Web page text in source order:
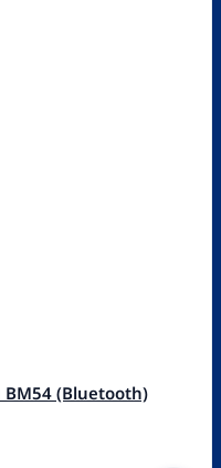
BM54 (Bluetooth)